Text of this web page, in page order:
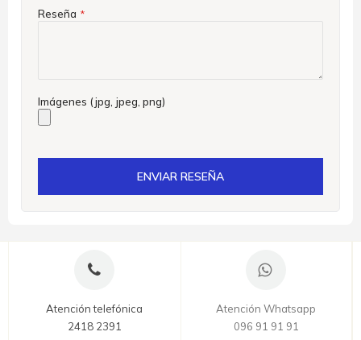
Reseña
Imágenes (jpg, jpeg, png)
ENVIAR RESEÑA
Atención telefónica
2418 2391
Atención Whatsapp
096 91 91 91